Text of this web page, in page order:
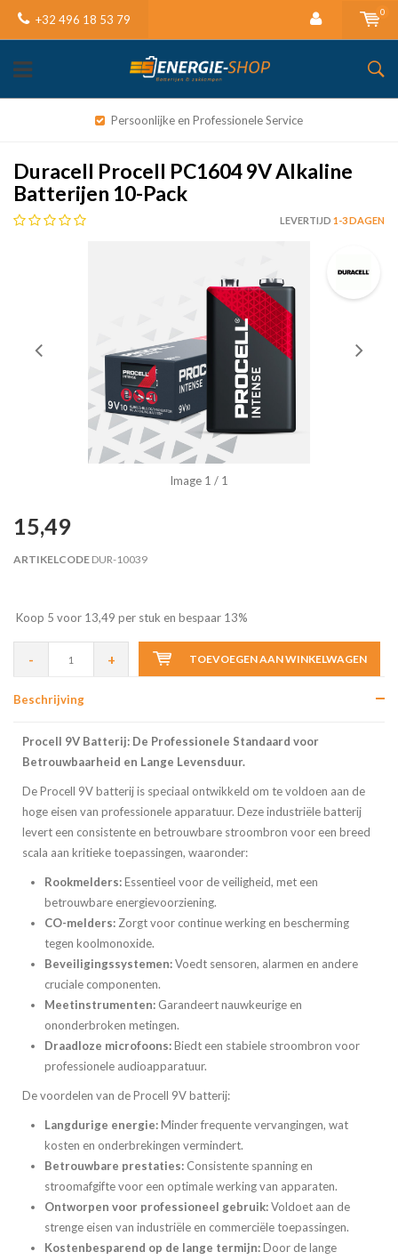
+32 496 18 53 79
0
Persoonlijke en Professionele Service
Duracell Procell PC1604 9V Alkaline
Batterijen 10-Pack
LEVERTIJD 1-3 DAGEN
Image 1 / 1
15,49
ARTIKELCODE DUR-10039
Koop 5 voor 13,49 per stuk en bespaar 13%
- + TOEVOEGEN AAN WINKELWAGEN
Beschrijving
Procell 9V Batterij: De Professionele Standaard voor
Betrouwbaarheid en Lange Levensduur.
De Procell 9V batterij is speciaal ontwikkeld om te voldoen aan de
hoge eisen van professionele apparatuur. Deze industriële batterij
levert een consistente en betrouwbare stroombron voor een breed
scala aan kritieke toepassingen, waaronder:
Rookmelders:Essentieel voor de veiligheid, met een
betrouwbare energievoorziening.
CO-melders: Zorgt voor continue werking en bescherming
tegen koolmonoxide.
Beveiligingssystemen:Voedt sensoren, alarmen en andere
cruciale componenten.
Meetinstrumenten: Garandeert nauwkeurige en
ononderbroken metingen.
Draadloze microfoons:Biedt een stabiele stroombron voor
professionele audioapparatuur.
De voordelen van de Procell 9V batterij:
Langdurige energie:Minder frequente vervangingen, wat
kosten en onderbrekingen vermindert.
Betrouwbare prestaties: Consistente spanning en
stroomafgifte voor een optimale werking van apparaten.
Ontworpen voor professioneel gebruik:Voldoet aan de
strenge eisen van industriële en commerciële toepassingen.
Kostenbesparend op de lange termijn:Door de lange